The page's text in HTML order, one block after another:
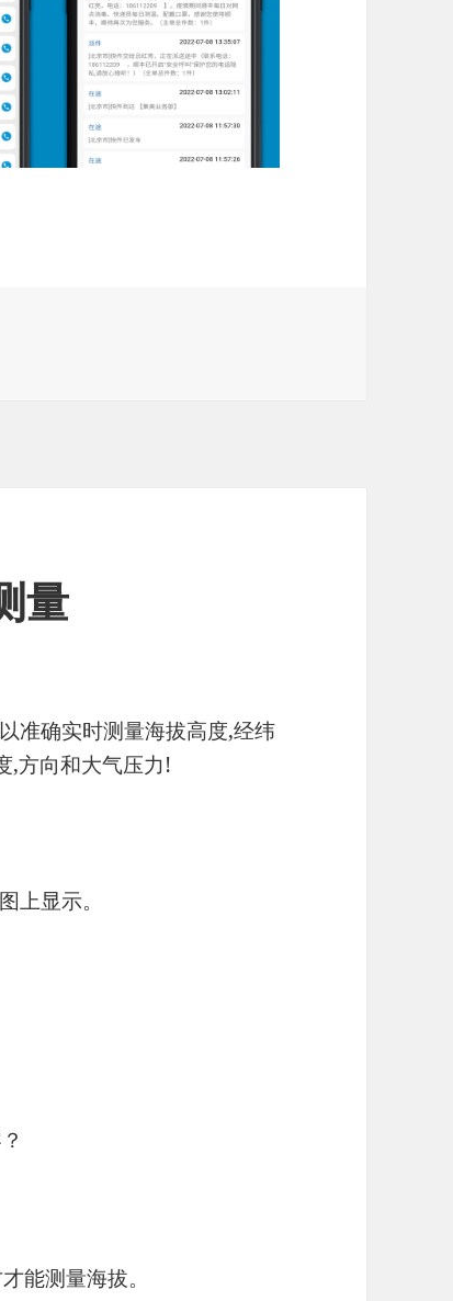
量
准确实时测量海拔高度,经纬
,方向和大气压力!
上显示。
能测量海拔。